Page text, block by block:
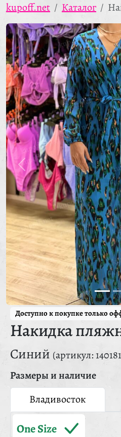
kupoff.net Каталог
Доступно к покупке только
Накидка
Синий (артикул:
Размеры и наличие
Владивосток
One Size